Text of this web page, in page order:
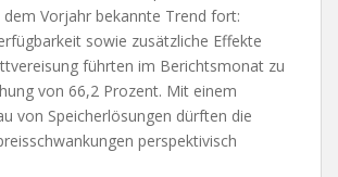
dem Vorjahr bekannte Trend fort:
sowie zusätzliche Effekte
führten im Berichtsmonat zu
von 66,2 Prozent. Mit einem
von Speicherlösungen dürften die
perspektivisch